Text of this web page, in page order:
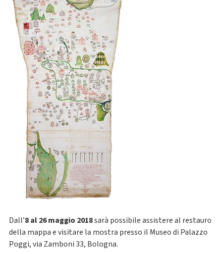
Dall’8 al 26 maggio 2018sarà possibile assistere al restauro
della mappa e visitare la mostra presso il Museo di Palazzo
Poggi, via Zamboni 33, Bologna.